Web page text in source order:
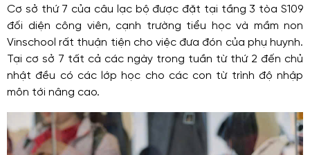
Cơ sở thứ 7 của câu lạc bộ được đặt tại tầng 3 tòa S109
đối diện công viên, cạnh trường tiểu học và mầm non
Vinschool rất thuận tiện cho việc đưa đón của phụ huynh.
Tại cơ sở 7 tất cả các ngày trong tuần từ thứ 2 đến chủ
nhật đều có các lớp học cho các con từ trình độ nhập
môn tới nâng cao.